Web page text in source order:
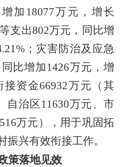
加 18077万元，增长
支出802万元，同比增
；灾害防治及应急
比增加 1426万元，增
接资金66932万元（其
自治区11630万元、市
万元），用于巩固拓
振兴有效衔接工作。
策落地见效